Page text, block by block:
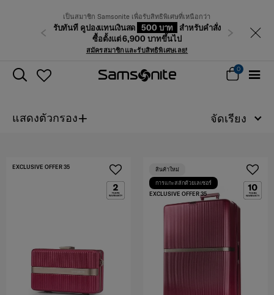
เป็นสมาชิก Samsonite เพื่อรับสิทธิพิเศษที่เหนือกว่า
รับทันที คูปองแทนเงินสด 500 บาท
สำหรับคำสั่ง
ซื้อตั้งแต่ 6,900 บาทขึ้นไป
สมัครสมาชิกและรับสิทธิพิเศษเลย!
ก่อนหน้า ถัดไป
0
แสดงตัวกรอง+ จัดเรียง
EXCLUSIVE OFFER 35
EXCLUSIVE OFFER 35
การแกะสลักด้วยเลเซอร์
สินค้าใหม่